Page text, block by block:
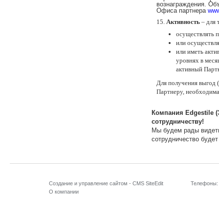
вознаграждения.
Офиса партнера
15. Активность – для
осуществлять
или
или иметь
уровнях в
активный
Для получения выгод
Партнеру,
Компания Edgestile
сотрудничеству!
Мы будем рады
сотрудничество
Создание и управление сайтом - CMS SiteEdit
О компании
Телефоны: